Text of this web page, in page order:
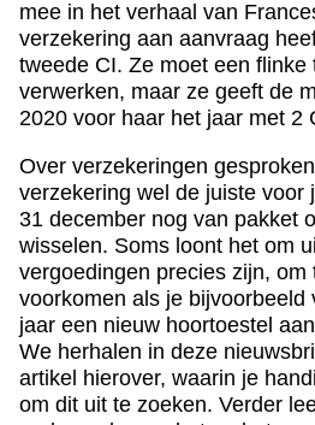
mee in het verhaal van
verzekering aan aanvraag
tweede CI. Ze moet een flinke
verwerken, maar ze geeft de
2020 voor haar het jaar met 2
Over verzekeringen
verzekering wel de juiste voor
31 december nog van pakket
wisselen. Soms loont het om
vergoedingen precies zijn, om
voorkomen als je bijvoorbeeld
jaar een nieuw hoortoestel
We herhalen in deze
artikel hierover, waarin je
om dit uit te zoeken. Verder